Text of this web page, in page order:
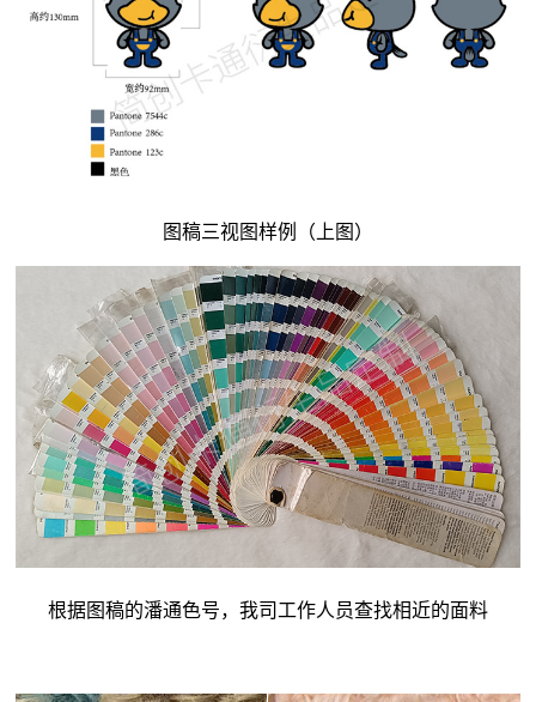
图稿三视图样例（上图）
根据图稿的潘通色号，我司工作人员查找相近的面料